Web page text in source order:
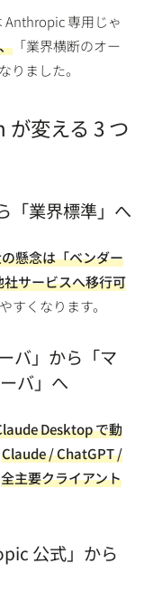
Anthropic 専用じゃ
「業界横断のオー
りました。
変える 3 つ
「業界標準」へ
懸念は「ベンダー
社サービスへ移行可
すくなります。
バ」から「マ
バ」へ
Desktop で動
Claude / ChatGPT /
全主要クライアント
公式」から